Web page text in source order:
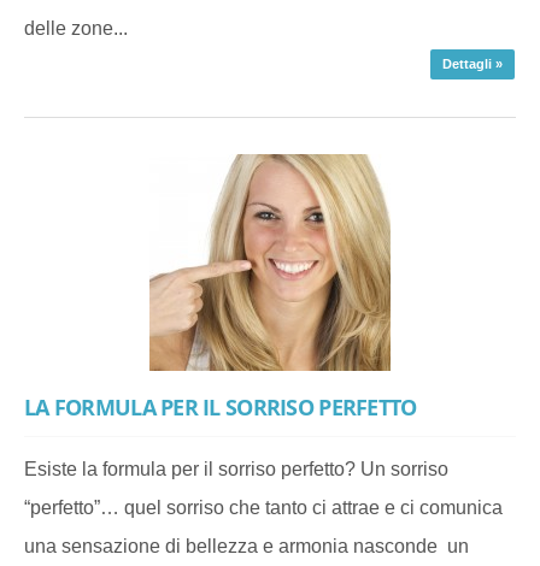
delle zone...
Dettagli »
LA FORMULA PER IL SORRISO PERFETTO
Esiste la formula per il sorriso perfetto? Un sorriso
“perfetto”… quel sorriso che tanto ci attrae e ci comunica
una sensazione di bellezza e armonia nasconde un